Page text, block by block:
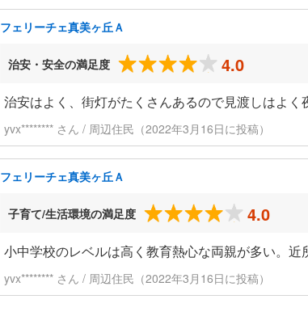
フェリーチェ真美ヶ丘Ａ
治安・安全の満足度 4.0
治安はよく、街灯がたくさんあるので見渡しはよく
yvx******** さん / 周辺住民（2022年3月16日に投稿）
フェリーチェ真美ヶ丘Ａ
子育て/生活環境の満足度 4.0
小中学校のレベルは高く教育熱心な両親が多い。
yvx******** さん / 周辺住民（2022年3月16日に投稿）